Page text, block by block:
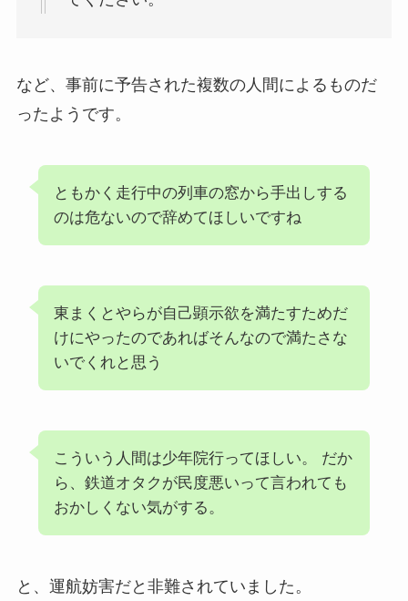
など、事前に予告された複数の人間によるものだ
ったようです。
ともかく走行中の列車の窓から手出しする
のは危ないので辞めてほしいですね
東まくとやらが自己顕示欲を満たすためだ
けにやったのであればそんなので満たさな
いでくれと思う
こういう人間は少年院行ってほしい。 だか
ら、鉄道オタクが民度悪いって言われても
おかしくない気がする。
と、運航妨害だと非難されていました。